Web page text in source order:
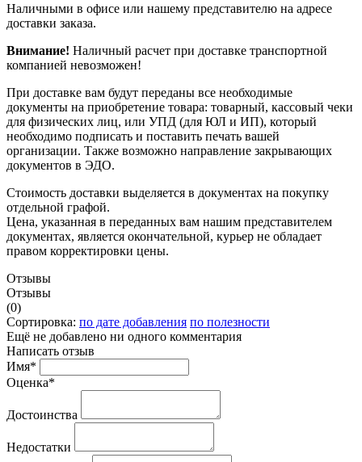
Наличными в офисе или нашему представителю на адресе
доставки заказа.
Внимание! Наличный расчет при доставке транспортной
компанией невозможен!
При доставке вам будут переданы все необходимые
документы на приобретение товара: товарный, кассовый чеки
для физических лиц, или УПД (для ЮЛ и ИП), который
необходимо подписать и поставить печать вашей
организации. Также возможно направление закрывающих
документов в ЭДО.
Стоимость доставки выделяется в документах на покупку
отдельной графой.
Цена, указанная в переданных вам нашим представителем
документах, является окончательной, курьер не обладает
правом корректировки цены.
Отзывы
Отзывы
(0)
Сортировка: по дате добавления по полезности
Ещё не добавлено ни одного комментария
Написать отзыв
Имя*
Оценка*
Достоинства
Недостатки